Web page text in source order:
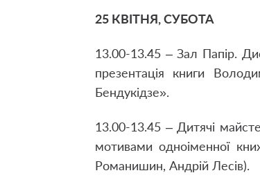
25 КВІТНЯ, СУБОТА
13.00-13.45 – Зал Папір.
презентація книги
Бендукідзе».
13.00-13.45 – Дитячі
мотивами одноіменної
Романишин, Андрій Лесів).